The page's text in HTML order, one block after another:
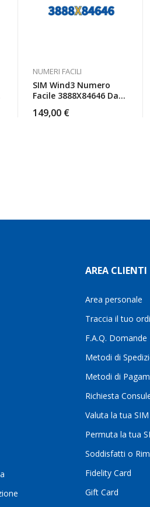
NUMERI FACILI
SIM Wind3 Numero
Facile 3888X84646 Da
149,00 €
AREA CLIENTI
Area personale
Traccia il tuo
F.A.Q.
Metodi di
Metodi di
Richiesta
Valuta la tua SIM
Permuta la tua
Soddisfatti o
Fidelity Card
Gift Card